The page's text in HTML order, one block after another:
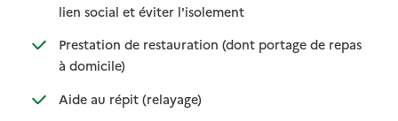
lien social et éviter l'isolement: disponible
: non disponible
Prestation de restauration (dont portage de repas
à domicile): disponible
: non disponible
Aide au répit (relayage): disponible
: non disponible